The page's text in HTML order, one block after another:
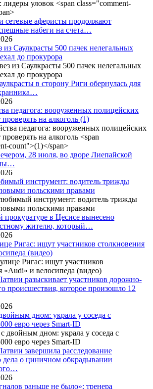
сетевые аферисты продолжают
набеги на счета…
из Саулкрасты 500 пачек нелегальных
до прокурора
в сторону Риги обернулась для
педагога: вооруженных полицейских
на алкоголь (1)
28 июля, во дворе Лиепайской
инструмент: водитель трижды
польскими правами
прокуратуре в Цесисе вынесено
жителю, который…
Ригас: ищут участников столкновения
(видео)
разыскивает участников дорожно-
происшествия, которое произошло 12
дном: украла у соседа с
евро через Smart-ID
завершила расследование
дела о циничном обкрадывании
раньше не было»: тренера